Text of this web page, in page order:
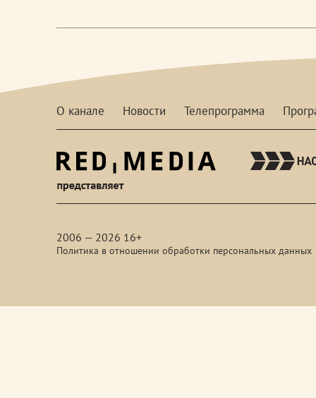
О канале Новости Телепрограмма
2006 — 2026 16+
Политика в отношении обработки персональных данных